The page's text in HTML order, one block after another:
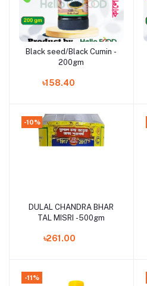
Add to cart
Black seed/Black Cumin -
200gm
৳158.40
-10%
Add to cart
DULAL CHANDRA BHAR
TAL MISRI -500gm
৳261.00
-11%